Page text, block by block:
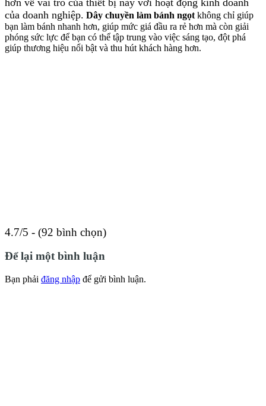
của doanh nghiệp. Dây chuyền làm bánh ngọt không chỉ giúp
bạn làm bánh nhanh hơn, giúp mức giá đầu ra rẻ hơn mà còn giải
phóng sức lực để bạn có thể tập trung vào việc sáng tạo, đột phá
giúp thương hiệu nổi bật và thu hút khách hàng hơn.
4.7/5 - (92 bình chọn)
Để lại một bình luận
Bạn phải đăng nhập để gửi bình luận.